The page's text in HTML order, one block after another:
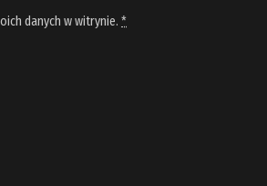
danych w witrynie. *